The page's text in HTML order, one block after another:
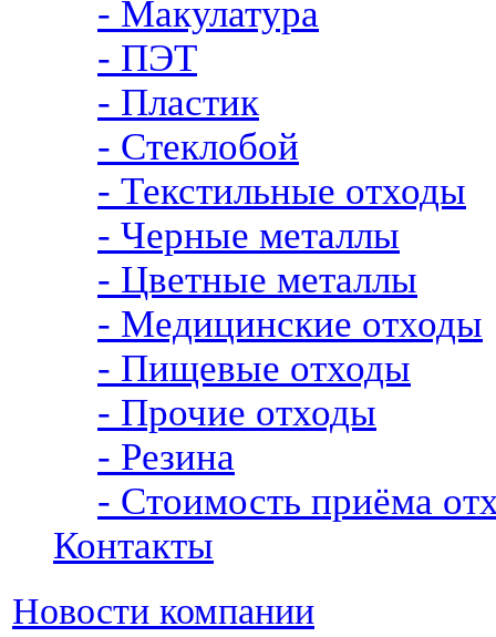
- Макулатура
- ПЭТ
- Пластик
- Стеклобой
- Текстильные отходы
- Черные металлы
- Цветные металлы
- Медицинские отходы
- Пищевые отходы
- Прочие отходы
- Резина
- Стоимость приёма
Контакты
Новости компании